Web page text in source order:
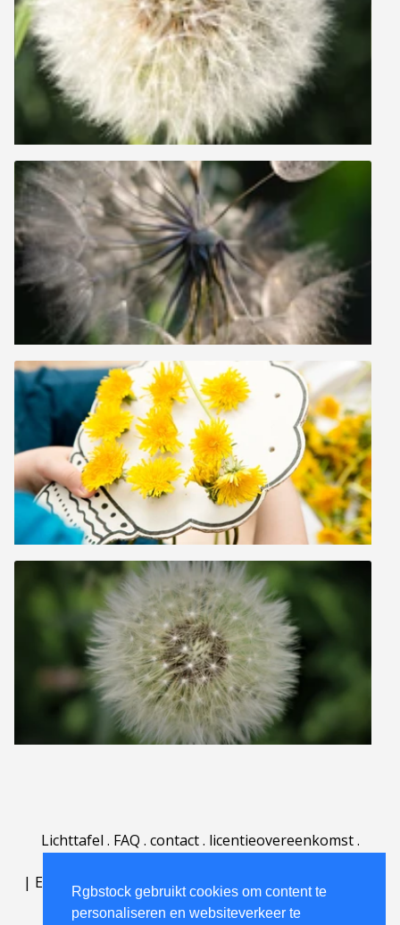
Rgbstock gebruikt cookies om content te
personaliseren en websiteverkeer te
Lichttafel . FAQ . contact. licentieovereenkomst.
gebruiksovereenkomst.over.
| English | Deutsch Español | Português
Nederlands|